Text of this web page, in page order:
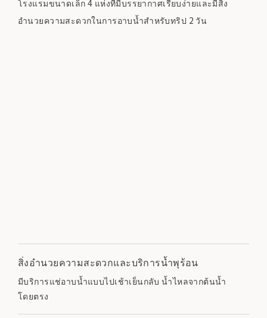
โรงแรมขนาดเล็ก 4 แห่งที่มีบรรยากาศเรียบง่ายและมีสิ่ง
อำนวยความสะดวกในการอาบน้ำสำหรับทริป 2 วัน
สิ่งอำนวยความสะดวกและบริการน้ำพุร้อน
มีบริการแช่อาบน้ำแบบไปเช้าเย็นกลับ น้ำไหลจากต้นน้ำ
โดยตรง